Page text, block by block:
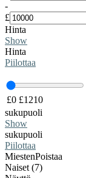
-
£
Hinta
Show
Hinta
Piilottaa
£0 £1210
sukupuoli
Show
sukupuoli
Piilottaa
MiestenPoistaa
Naiset (7)